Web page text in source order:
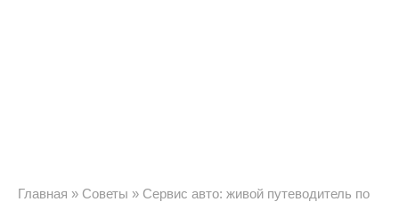
Главная » Советы » Сервис авто: живой путеводитель по